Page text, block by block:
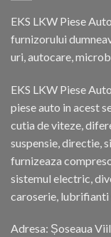
EKS LKW Piese
furnizorului
uri, autocare,
EKS LKW Piese
piese auto in acest
cutia de viteze,
suspensie, directie,
furnizeaza
sistemul electric,
caroserie, lubrifianti
Adresa: Șoseaua